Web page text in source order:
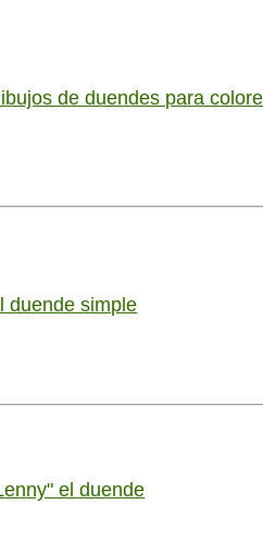
de duendes para
duende simple
el duende